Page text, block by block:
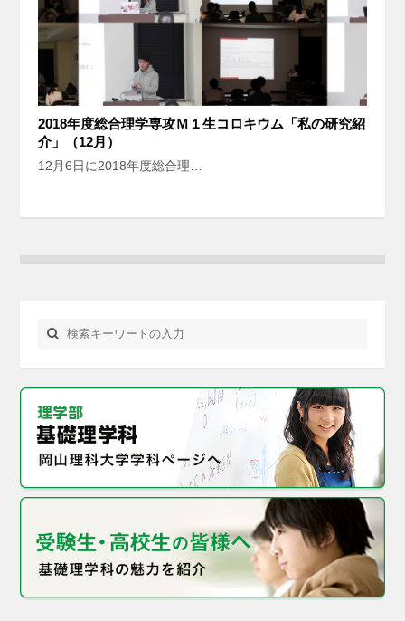
2018年度総合理学専攻Ｍ１生コロキウム「私の研究紹
介」（12月）
12月6日に2018年度総合理…